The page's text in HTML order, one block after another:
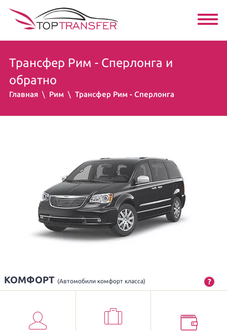
Трансфер Рим - Сперлонга и
обратно
Главная Рим Трансфер Рим - Сперлонга
КОМФОРТ (Автомобили комфорт класса) ?